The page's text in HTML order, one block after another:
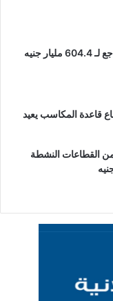
قيم تداولات البورصة تتراجع لـ 604.4 مليار جنيه
قاعدة المكاسب يعيد
القطاعات النشطة